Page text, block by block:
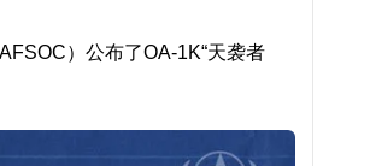
）公布了OA-1K“天袭者